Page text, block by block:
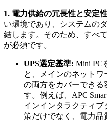
1. 電力供給の冗長性と安定
い環境であり、システムの
結します。そのため、すべ
が必須です。
UPS選定基準: Mini PC
と、メインのネットワ
の両方をカバーできる
す。例えば、APC
インインタラクティブ
策だけでなく、電力品